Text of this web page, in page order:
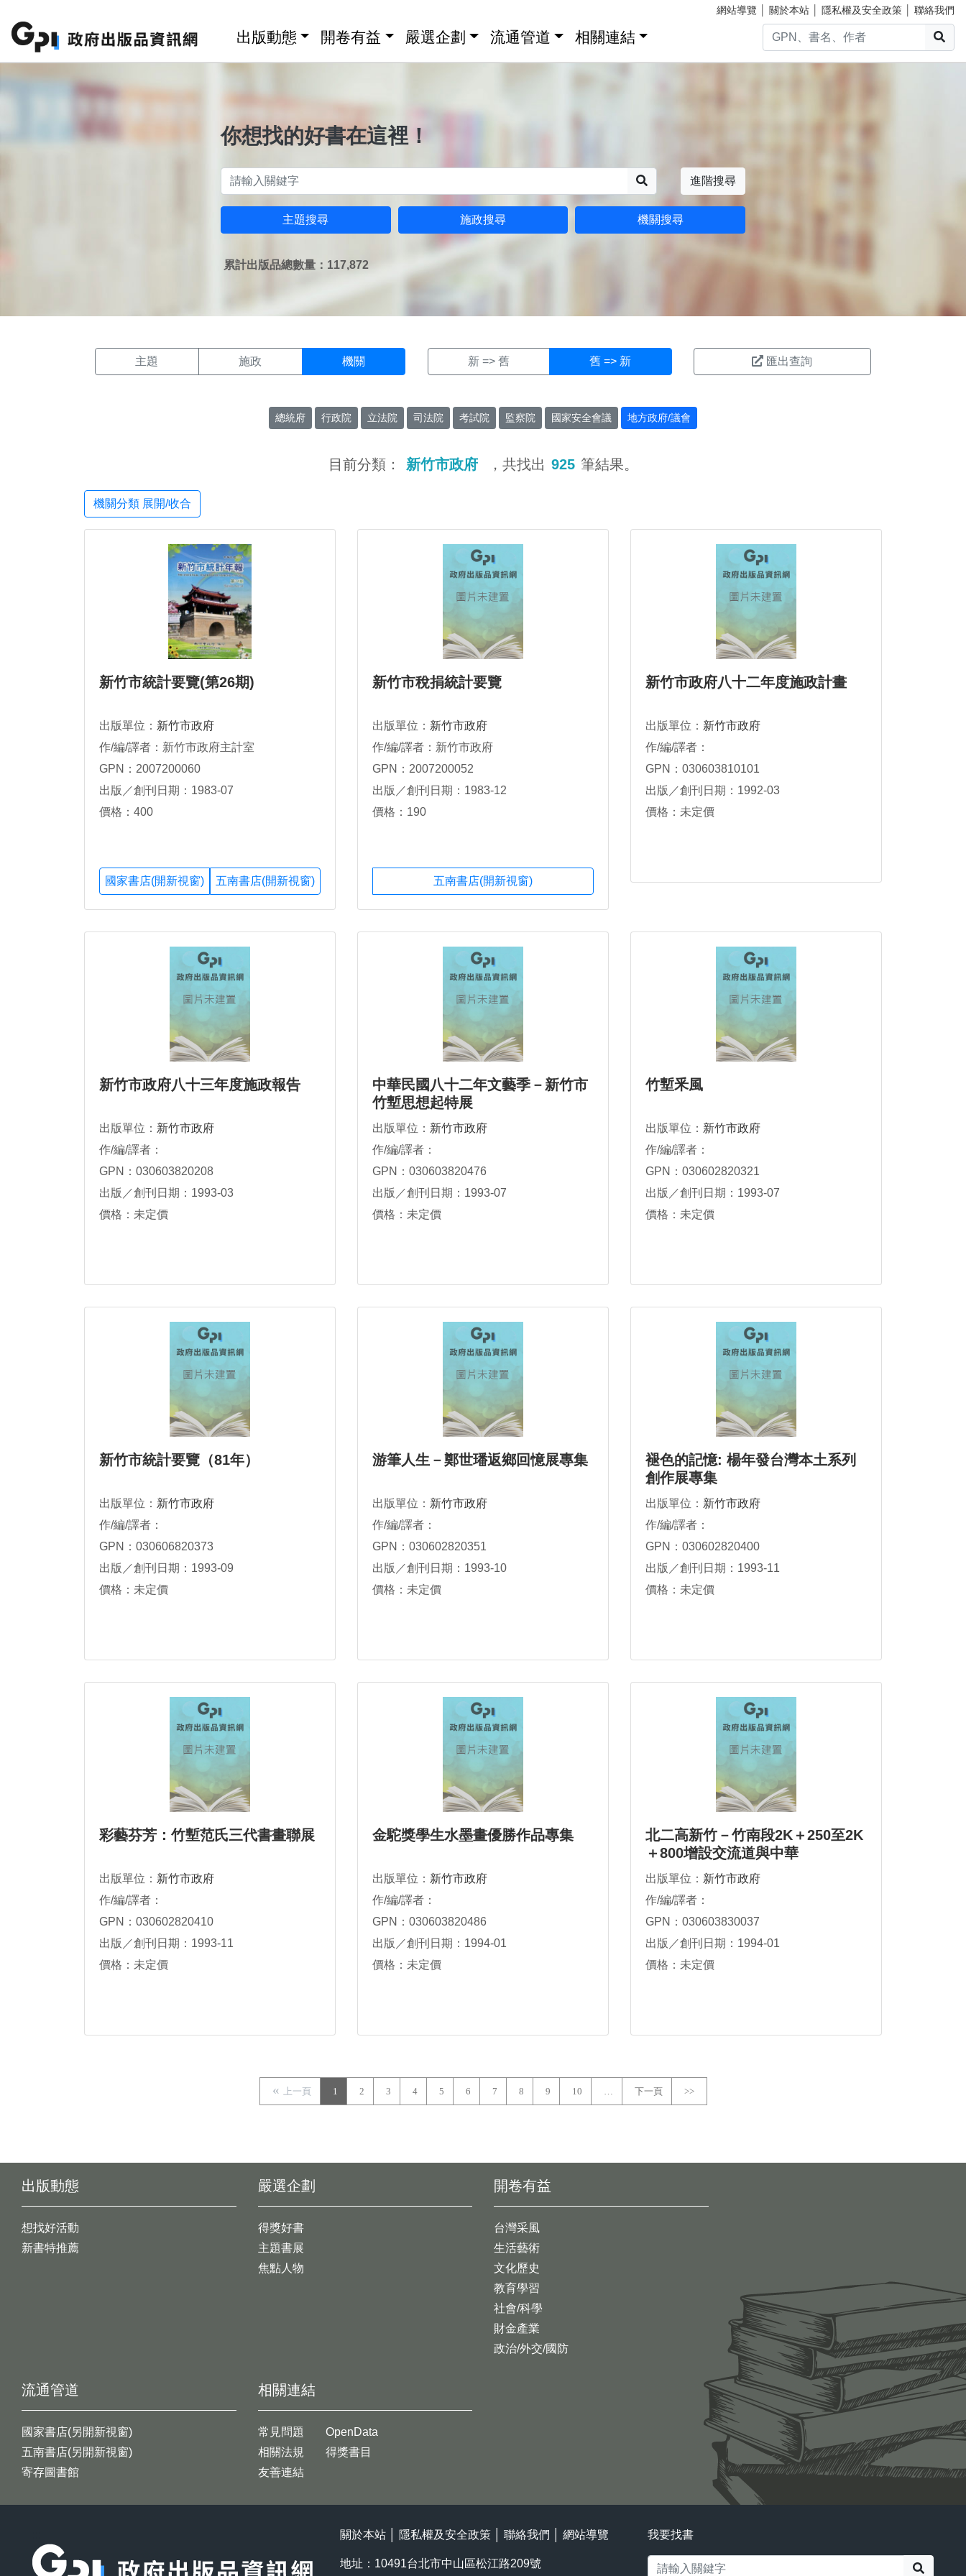
網站導覽 關於本站 隱私權及安全政策 聯絡我們
出版動態 開卷有益 嚴選企劃 流通管道 相關連結
你想找的好書在這裡！
進階搜尋
主題搜尋 施政搜尋 機關搜尋
累計出版品總數量：117,872
主題 施政 機關 新 => 舊 舊 => 新 匯出查詢
總統府 行政院 立法院 司法院 考試院 監察院 國家安全會議 地方政府/議會
目前分類： 新竹市政府 ，共找出 925 筆結果。
機關分類 展開/收合
新竹市統計要覽(第26期)
出版單位： 新竹市政府
作/編/譯者：新竹市政府主計室
GPN：2007200060
出版／創刊日期：1983-07
價格：400
國家書店(開新視窗) 五南書店(開新視窗)
新竹市稅捐統計要覽
出版單位： 新竹市政府
作/編/譯者：新竹市政府
GPN：2007200052
出版／創刊日期：1983-12
價格：190
五南書店(開新視窗)
新竹市政府八十二年度施政計畫
出版單位： 新竹市政府
作/編/譯者：
GPN：030603810101
出版／創刊日期：1992-03
價格：未定價
新竹市政府八十三年度施政報告
出版單位： 新竹市政府
作/編/譯者：
GPN：030603820208
出版／創刊日期：1993-03
價格：未定價
中華民國八十二年文藝季－新竹市
竹塹思想起特展
出版單位： 新竹市政府
作/編/譯者：
GPN：030603820476
出版／創刊日期：1993-07
價格：未定價
竹塹釆風
出版單位： 新竹市政府
作/編/譯者：
GPN：030602820321
出版／創刊日期：1993-07
價格：未定價
新竹市統計要覽（81年）
出版單位： 新竹市政府
作/編/譯者：
GPN：030606820373
出版／創刊日期：1993-09
價格：未定價
游筆人生－鄭世璠返鄉回憶展專集
出版單位： 新竹市政府
作/編/譯者：
GPN：030602820351
出版／創刊日期：1993-10
價格：未定價
褪色的記憶: 楊年發台灣本土系列
創作展專集
出版單位： 新竹市政府
作/編/譯者：
GPN：030602820400
出版／創刊日期：1993-11
價格：未定價
彩藝芬芳：竹塹范氏三代書畫聯展
出版單位： 新竹市政府
作/編/譯者：
GPN：030602820410
出版／創刊日期：1993-11
價格：未定價
金駝獎學生水墨畫優勝作品專集
出版單位： 新竹市政府
作/編/譯者：
GPN：030603820486
出版／創刊日期：1994-01
價格：未定價
北二高新竹－竹南段2K＋250至2K
＋800增設交流道與中華
出版單位： 新竹市政府
作/編/譯者：
GPN：030603830037
出版／創刊日期：1994-01
價格：未定價
上一頁 1 2 3 4 5 6 7 8 9 10 … 下一頁 >>
出版動態
想找好活動
新書特推薦
開卷有益
台灣采風
生活藝術
文化歷史
教育學習
社會/科學
財金產業
政治/外交/國防
嚴選企劃
得獎好書
主題書展
焦點人物
流通管道
國家書店(另開新視窗)
五南書店(另開新視窗)
寄存圖書館
相關連結
常見問題
相關法規
友善連結
OpenData
得獎書目
關於本站 隱私權及安全政策 聯絡我們 網站導覽
地址：10491台北市中山區松江路209號
我要找書